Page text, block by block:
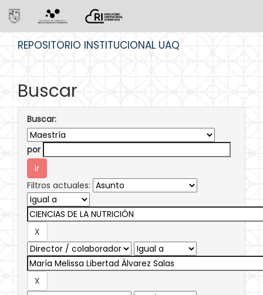
REPOSITORIO INSTITUCIONAL UAQ
Buscar
Buscar:
por
Filtros actuales: